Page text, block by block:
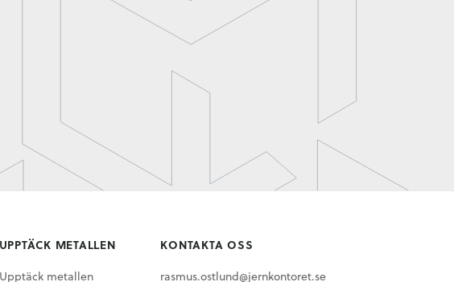
UPPTÄCK METALLEN
Upptäck metallen
KONTAKTA OSS
rasmus.ostlund@jernkontoret.se